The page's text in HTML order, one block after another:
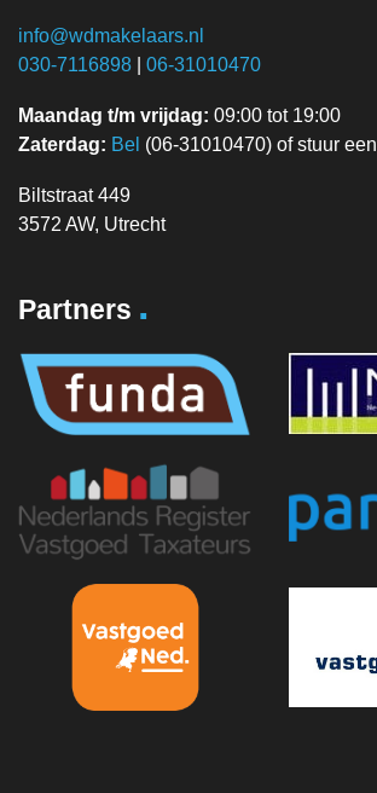
info@wdmakelaars.nl
030-7116898
06-31010470
Maandag t/m vrijdag: 09:00 tot 19:00
Zaterdag: Bel (06-31010470) of stuur een
Biltstraat 449
3572 AW, Utrecht
Partners .